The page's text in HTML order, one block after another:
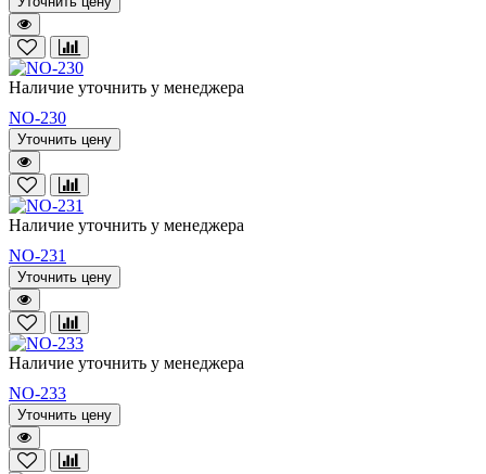
Наличие уточнить у менеджера
NO-230
Уточнить цену
Наличие уточнить у менеджера
NO-231
Уточнить цену
Наличие уточнить у менеджера
NO-233
Уточнить цену